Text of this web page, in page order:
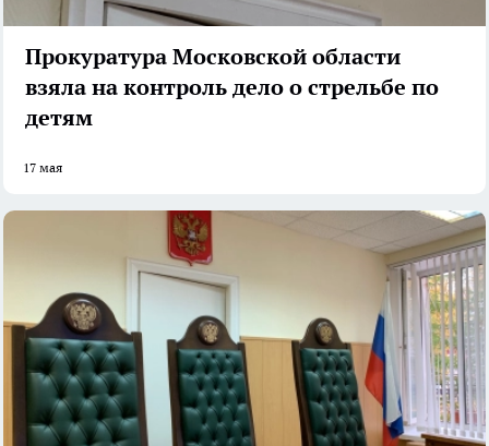
Прокуратура Московской области
взяла на контроль дело о стрельбе по
детям
17 мая